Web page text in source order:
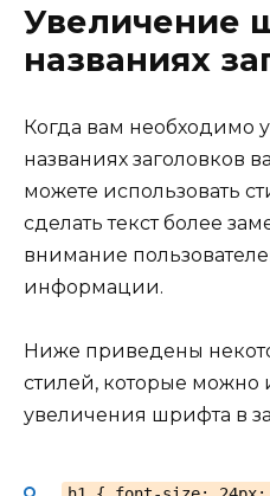
Увеличение
названиях
Когда вам необходимо
названиях заголовков
можете использовать
сделать текст более
внимание
информации.
Ниже приведены
стилей, которые можно
увеличения шрифта в